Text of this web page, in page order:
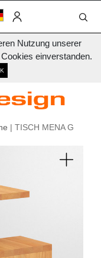
Nutzung unserer
einverstanden.
| TISCH MENA G